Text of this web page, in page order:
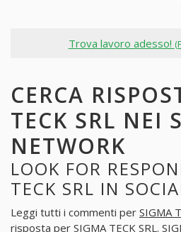
Trova lavoro adesso!
CERCA
TECK SRL NEI
NETWORK
LOOK FOR
TECK SRL IN
Leggi tutti i commenti per SIGMA
risposta per SIGMA TECK SRL .